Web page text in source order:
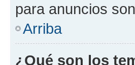
para anuncios
Arriba
¿Qué son los